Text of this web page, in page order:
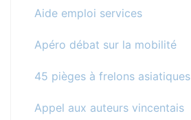
Aide emploi services
Apéro débat sur la mobilité
45 pièges à frelons asiatiques
Appel aux auteurs vincentais